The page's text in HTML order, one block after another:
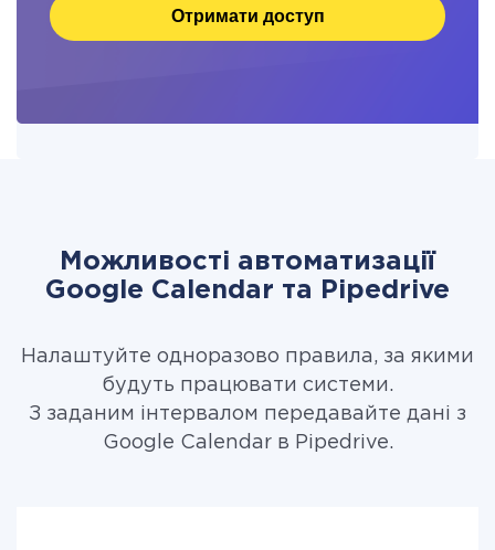
Отримати доступ
Можливості автоматизації
Google Calendar та Pipedrive
Налаштуйте одноразово правила, за якими
будуть працювати системи.
З заданим інтервалом передавайте дані з
Google Calendar в Pipedrive.